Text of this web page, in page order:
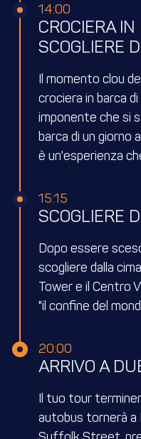
14:00
CROCIERA
SCOGLIERE
Il momento clou
crociera in barca
imponente che si
barca di un giorno
è un'esperienza
15:15
SCOGLIERE
Dopo essere
scogliere dalla
Tower e il Centro
"il confine del
20:00
ARRIVO A
Il tuo tour
autobus tornerà a